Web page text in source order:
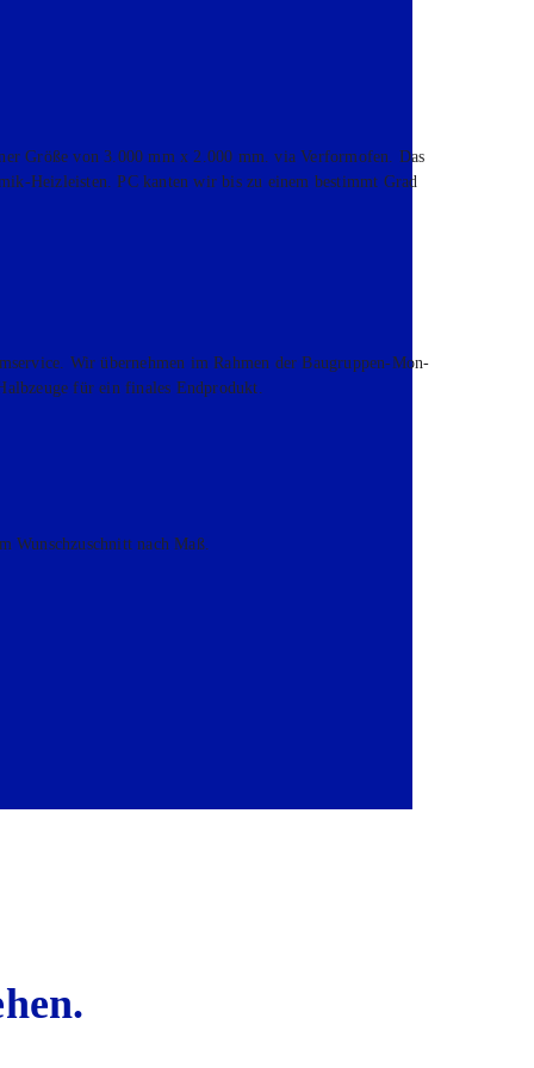
Grö­ße von 3.000 mm x 2.000 mm. via Ver­for­m­ofen. Das
Heiz­leis­ten. PC kan­ten wir bis zu einem bestimmt Grad
Wir über­neh­men im Rah­men der Bau­grup­pen-Mon­
für ein fina­les End­pro­dukt.
Wunsch­zu­schnitt nach Maß.